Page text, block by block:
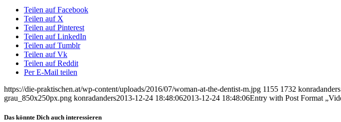
Teilen auf Facebook
Teilen auf X
Teilen auf Pinterest
Teilen auf LinkedIn
Teilen auf Tumblr
Teilen auf Vk
Teilen auf Reddit
Per E-Mail teilen
https://die-praktischen.at/wp-content/uploads/2016/07/woman-at-the-dentist-m.jpg 1155 1732 konradanders
grau_850x250px.png konradanders2013-12-24 18:48:062013-12-24 18:48:06Entry with Post Format
Das könnte Dich auch interessieren